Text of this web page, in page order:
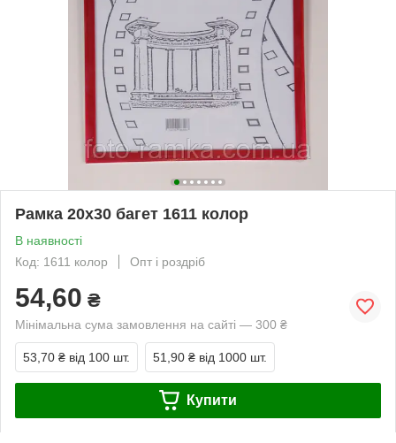
Рамка 20х30 багет 1611 колор
В наявності
Код: 1611 колор
Опт і роздріб
54,60 ₴
Мінімальна сума замовлення на сайті — 300 ₴
53,70 ₴ від 100 шт. 51,90 ₴ від 1000 шт.
Купити